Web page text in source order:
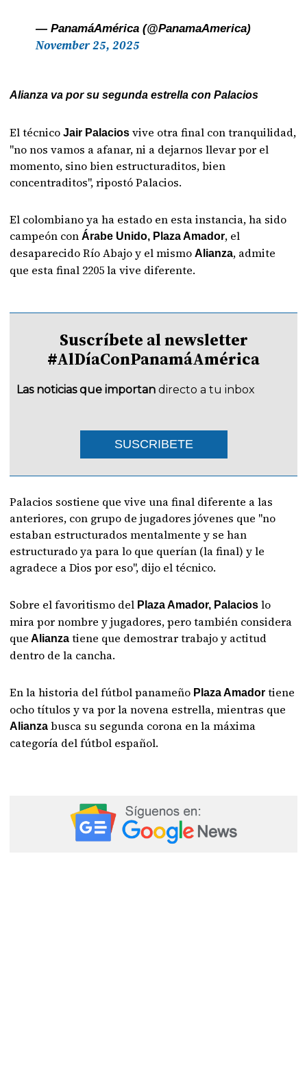
— PanamáAmérica (@PanamaAmerica)
November 25, 2025
Alianza va por su segunda estrella con Palacios
El técnicoJair Palacios vive otra final con tranquilidad,
"no nos vamos a afanar, ni a dejarnos llevar por el
momento, sino bien estructuraditos, bien
concentraditos", ripostó Palacios.
El colombiano ya ha estado en esta instancia, ha sido
campeón conÁrabe Unido, Plaza Amador, el
desaparecido Río Abajo y el mismoAlianza, admite
que esta final 2205 la vive diferente.
Suscríbete al newsletter
#AlDíaConPanamáAmérica
Las noticias que importan directo a tu inbox
SUSCRIBETE
Palacios sostiene que vive una final diferente a las
anteriores, con grupo de jugadores jóvenes que "no
estaban estructurados mentalmente y se han
estructurado ya para lo que querían (la final) y le
agradece a Dios por eso", dijo el técnico.
Sobre el favoritismo del Plaza Amador, Palacios lo
mira por nombre y jugadores, pero también considera
que Alianzatiene que demostrar trabajo y actitud
dentro de la cancha.
En la historia del fútbol panameño Plaza Amadortiene
ocho títulos y va por la novena estrella, mientras que
Alianza busca su segunda corona en la máxima
categoría del fútbol español.